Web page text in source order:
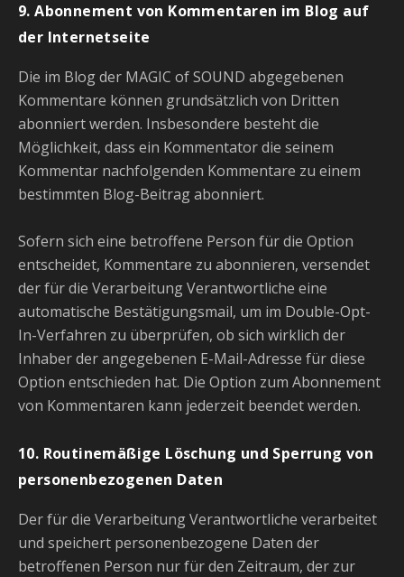
9. Abonnement von Kommentaren im Blog auf
der Internetseite
Die im Blog der MAGIC of SOUND abgegebenen
Kommentare können grundsätzlich von Dritten
abonniert werden. Insbesondere besteht die
Möglichkeit, dass ein Kommentator die seinem
Kommentar nachfolgenden Kommentare zu einem
bestimmten Blog-Beitrag abonniert.
Sofern sich eine betroffene Person für die Option
entscheidet, Kommentare zu abonnieren, versendet
der für die Verarbeitung Verantwortliche eine
automatische Bestätigungsmail, um im Double-Opt-
In-Verfahren zu überprüfen, ob sich wirklich der
Inhaber der angegebenen E-Mail-Adresse für diese
Option entschieden hat. Die Option zum Abonnement
von Kommentaren kann jederzeit beendet werden.
10. Routinemäßige Löschung und Sperrung von
personenbezogenen Daten
Der für die Verarbeitung Verantwortliche verarbeitet
und speichert personenbezogene Daten der
betroffenen Person nur für den Zeitraum, der zur